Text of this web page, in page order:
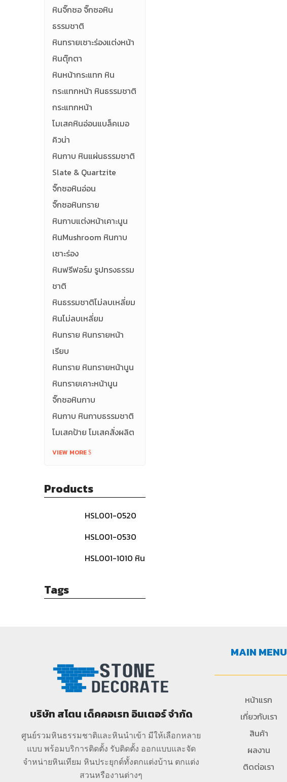
หินจิ๊กซอ จิ๊กซอหิน
ธรรมชาติ
หินทรายเซาะร่องแต่งหน้า
หินตุ๊กตา
หินหน้ากระแทก หิน
กระแทกหน้า หินธรรมชาติ
กระแทกหน้า
โมเสคหินอ่อนแบล็คเมอ
คิวน่า
หินกาบ หินแผ่นธรรมชาติ
Slate & Quartzite
จิ๊กซอหินอ่อน
จิ๊กซอหินทราย
หินกาบแต่งหน้าเคาะนูน
หินMushroom หินกาบ
เซาะร่อง
หินฟรีฟอร์ม รูปทรงธรรม
ชาติ
หินธรรมชาติโม่ลบเหลี่ยม
หินโม่ลบเหลี่ยม
หินทราย หินทรายหน้า
เรียบ
หินทราย หินทรายหน้านูน
หินทรายเคาะหน้านูน
จิ๊กซอหินกาบ
หินกาบ หินกาบธรรมชาติ
โมเสคป้าย โมเสคสั่งผลิต
VIEW MORE
Products
HSL001-0520
สีดำ
HSL001-0530
สีดำ
HSL001-1010 หิน
Tags
บริษัท สโตน เด็คคอเรท อินเตอร์ จำกัด
ศูนย์รวมหินธรรมชาติและหินนำเข้า มีให้เลือกหลาย
แบบ พร้อมบริการติดตั้ง รับติดตั้ง ออกแบบและจัด
จำหน่ายหินเทียม หินประยุกต์ทั้งตกแต่งบ้าน ตกแต่ง
สวนหรืองานต่างๆ
MAIN MENU
หน้าแรก
เกี่ยวกับเรา
สินค้า
ผลงาน
ติดต่อเรา